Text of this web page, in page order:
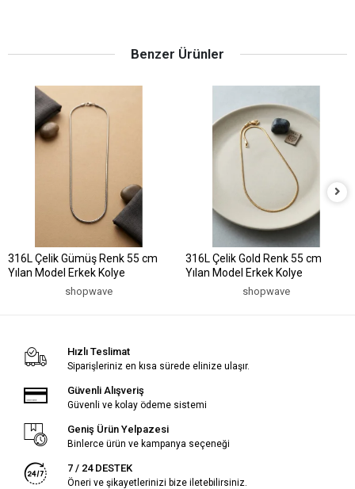
Benzer Ürünler
316L Çelik Gümüş Renk 55 cm
Yılan Model Erkek Kolye
shopwave
316L Çelik Gold Renk 55 cm
Yılan Model Erkek Kolye
shopwave
Hızlı Teslimat
Siparişleriniz en kısa sürede elinize ulaşır.
Güvenli Alışveriş
Güvenli ve kolay ödeme sistemi
Geniş Ürün Yelpazesi
Binlerce ürün ve kampanya seçeneği
7 / 24 DESTEK
Öneri ve şikayetlerinizi bize iletebilirsiniz.